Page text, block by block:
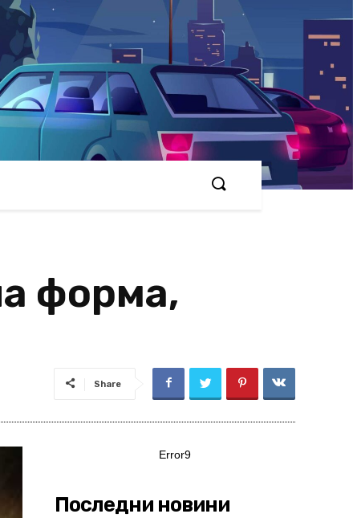
форма,
Share
Error9
Последни новини